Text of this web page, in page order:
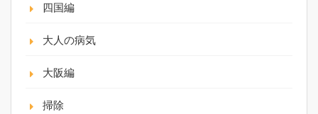
四国編
大人の病気
大阪編
掃除